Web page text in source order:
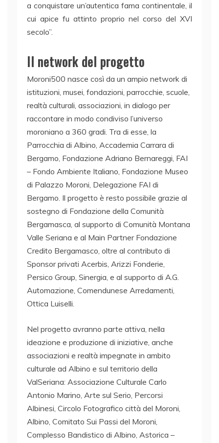
a conquistare un’autentica fama continentale, il
cui apice fu attinto proprio nel corso del XVI
secolo”.
Il network del progetto
Moroni500 nasce così da un ampio network di
istituzioni, musei, fondazioni, parrocchie, scuole,
realtà culturali, associazioni, in dialogo per
raccontare in modo condiviso l’universo
moroniano a 360 gradi. Tra di esse, la
Parrocchia di Albino, Accademia Carrara di
Bergamo, Fondazione Adriano Bernareggi, FAI
– Fondo Ambiente Italiano, Fondazione Museo
di Palazzo Moroni, Delegazione FAI di
Bergamo. Il progetto è resto possibile grazie al
sostegno di Fondazione della Comunità
Bergamasca, al supporto di Comunità Montana
Valle Seriana e al Main Partner Fondazione
Credito Bergamasco, oltre al contributo di
Sponsor privati Acerbis, Arizzi Fonderie,
Persico Group, Sinergia, e al supporto di A.G.
Automazione, Comendunese Arredamenti,
Ottica Luiselli.
Nel progetto avranno parte attiva, nella
ideazione e produzione di iniziative, anche
associazioni e realtà impegnate in ambito
culturale ad Albino e sul territorio della
ValSeriana: Associazione Culturale Carlo
Antonio Marino, Arte sul Serio, Percorsi
Albinesi, Circolo Fotografico città del Moroni,
Albino, Comitato Sui Passi del Moroni,
Complesso Bandistico di Albino, Astorica –